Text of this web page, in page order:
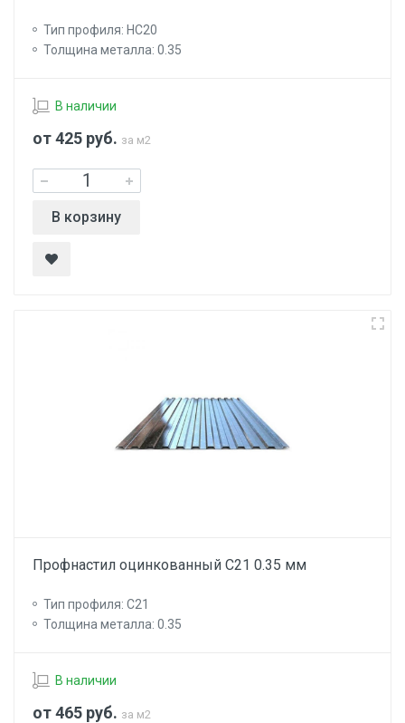
Тип профиля: НС20
Толщина металла: 0.35
В наличии
от 425 руб. за м2
В корзину
Профнастил оцинкованный С21 0.35 мм
Тип профиля: С21
Толщина металла: 0.35
В наличии
от 465 руб. за м2